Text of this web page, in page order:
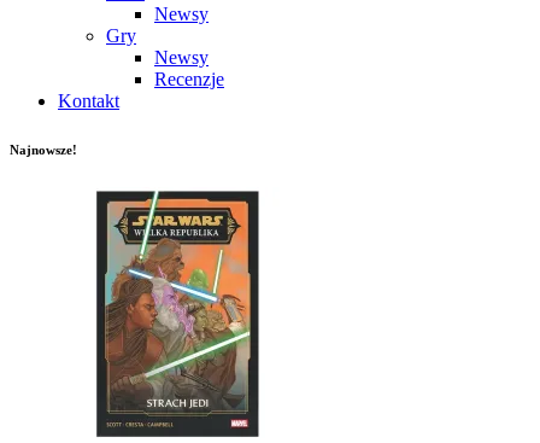
Newsy
Gry
Newsy
Recenzje
Kontakt
Najnowsze!